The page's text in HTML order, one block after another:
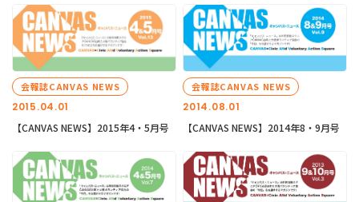
2015.04.01
会報誌CANVAS NEWS
【CANVAS NEWS】2015年4・5月号
2014.08.01
会報誌CANVAS NEWS
【CANVAS NEWS】2014年8・9月号